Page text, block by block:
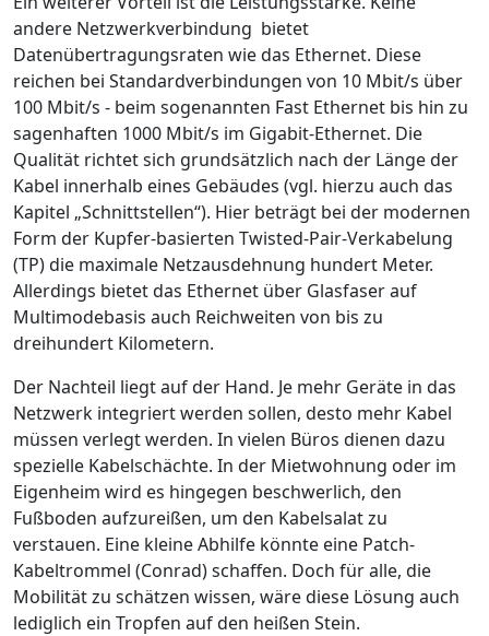
andere Netzwerkverbindung bietet
Datenübertragungsraten wie das Ethernet. Diese
reichen bei Standardverbindungen von 10 Mbit/s über
100 Mbit/s - beim sogenannten Fast Ethernet bis hin zu
sagenhaften 1000 Mbit/s im Gigabit-Ethernet. Die
Qualität richtet sich grundsätzlich nach der Länge der
Kabel innerhalb eines Gebäudes (vgl. hierzu auch das
Kapitel „Schnittstellen“). Hier beträgt bei der modernen
Form der Kupfer-basierten Twisted-Pair-Verkabelung
(TP) die maximale Netzausdehnung hundert Meter.
Allerdings bietet das Ethernet über Glasfaser auf
Multimodebasis auch Reichweiten von bis zu
dreihundert Kilometern.
Der Nachteil liegt auf der Hand. Je mehr Geräte in das
Netzwerk integriert werden sollen, desto mehr Kabel
müssen verlegt werden. In vielen Büros dienen dazu
spezielle Kabelschächte. In der Mietwohnung oder im
Eigenheim wird es hingegen beschwerlich, den
Fußboden aufzureißen, um den Kabelsalat zu
verstauen. Eine kleine Abhilfe könnte eine Patch-
Kabeltrommel (Conrad) schaffen. Doch für alle, die
Mobilität zu schätzen wissen, wäre diese Lösung auch
lediglich ein Tropfen auf den heißen Stein.